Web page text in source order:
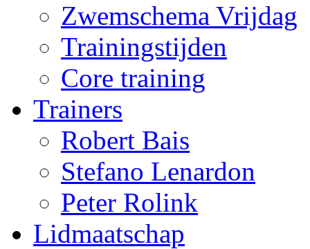
Zwemschema Vrijdag
Trainingstijden
Core training
Trainers
Robert Bais
Stefano Lenardon
Peter Rolink
Lidmaatschap